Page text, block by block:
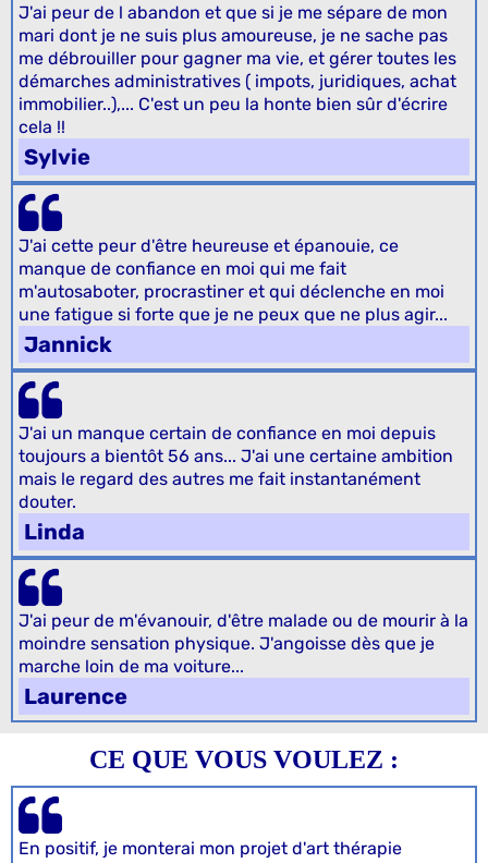
J'ai peur de l abandon et que si je me sépare de mon
mari dont je ne suis plus amoureuse, je ne sache pas
me débrouiller pour gagner ma vie, et gérer toutes les
démarches administratives ( impots, juridiques, achat
immobilier..),... C'est un peu la honte bien sûr d'écrire
cela !!
Sylvie
J'ai cette peur d'être heureuse et épanouie, ce
manque de confiance en moi qui me fait
m'autosaboter, procrastiner et qui déclenche en moi
une fatigue si forte que je ne peux que ne plus agir...
Jannick
J'ai un manque certain de confiance en moi depuis
toujours a bientôt 56 ans... J'ai une certaine ambition
mais le regard des autres me fait instantanément
douter.
Linda
J'ai peur de m'évanouir, d'être malade ou de mourir à la
moindre sensation physique. J'angoisse dès que je
marche loin de ma voiture...
Laurence
CE QUE VOUS VOULEZ :
En positif, je monterai mon projet d'art thérapie